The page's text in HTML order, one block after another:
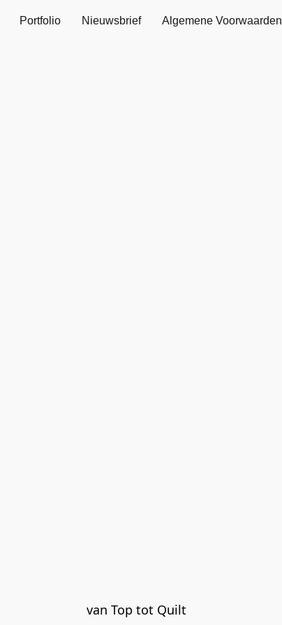
Portfolio Nieuwsbrief Algemene Voorwaarden
van Top tot Quilt